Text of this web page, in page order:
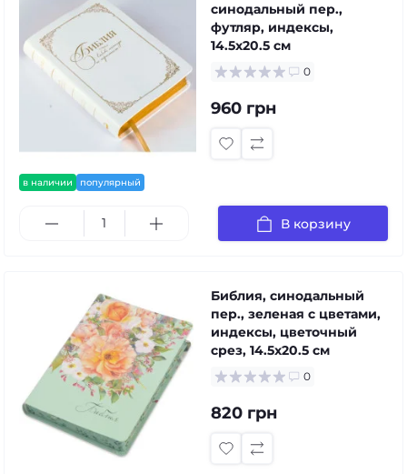
в наличии популярный
синодальный пер.,
футляр, индексы,
14.5x20.5 см
0
960 грн
В корзину
Библия, синодальный
пер., зеленая с цветами,
индексы, цветочный
срез, 14.5x20.5 см
0
820 грн